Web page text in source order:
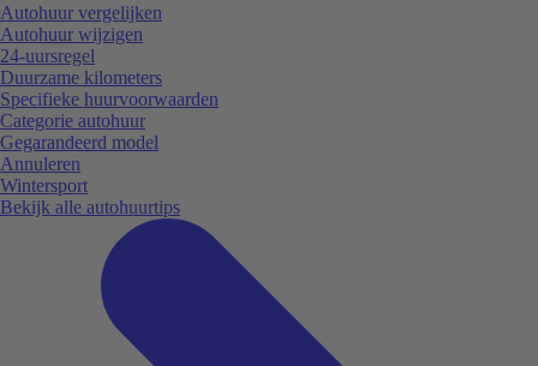
Autohuur vergelijken
Autohuur wijzigen
24-uursregel
Duurzame kilometers
Specifieke huurvoorwaarden
Categorie autohuur
Gegarandeerd model
Annuleren
Wintersport
Bekijk alle autohuurtips